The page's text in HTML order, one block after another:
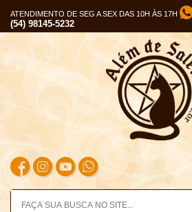
ATENDIMENTO DE SEG A SEX DAS 10H ÀS 17H
(54) 98145-5232